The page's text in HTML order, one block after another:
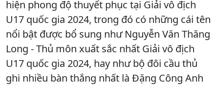
hiện phong độ thuyết phục tại Giải vô địch
U17 quốc gia 2024, trong đó có những cái tên
nổi bật được bổ sung như Nguyễn Văn Thăng
Long - Thủ môn xuất sắc nhất Giải vô địch
U17 quốc gia 2024, hay như bộ đôi cầu thủ
ghi nhiều bàn thắng nhất là Đặng Công Anh